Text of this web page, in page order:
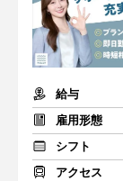
給与
雇用形態
シフト
アクセス